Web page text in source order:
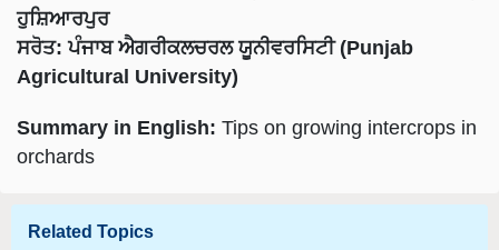
ਹੁਸ਼ਿਆਰਪੁਰ
ਸਰੋਤ: ਪੰਜਾਬ ਐਗਰੀਕਲਚਰਲ ਯੂਨੀਵਰਸਿਟੀ (Punjab
Agricultural University)
Summary in English: Tips on growing intercrops in
orchards
Related Topics